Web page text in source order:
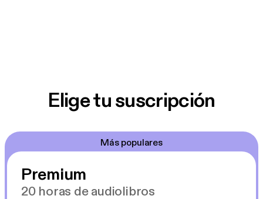
Elige tu suscripción
Más populares
Premium
20 horas de audiolibros